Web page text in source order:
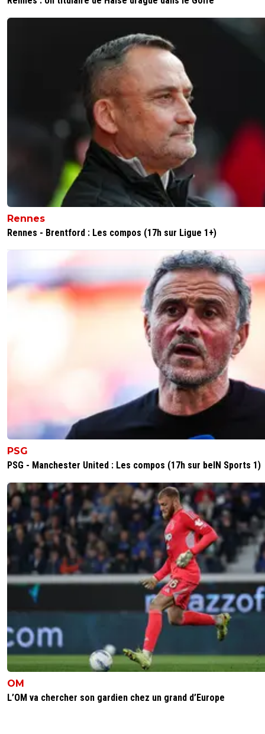
Rennes
Rennes - Brentford : Les compos (17h sur Ligue 1+)
PSG
PSG - Manchester United : Les compos (17h sur beIN Sports 1)
OM
L’OM va chercher son gardien chez un grand d’Europe